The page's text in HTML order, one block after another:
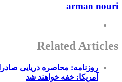
arman nouri
Related Articles
روزنامه: محاصره دریایی
آمریکا: خفه خواهند شد